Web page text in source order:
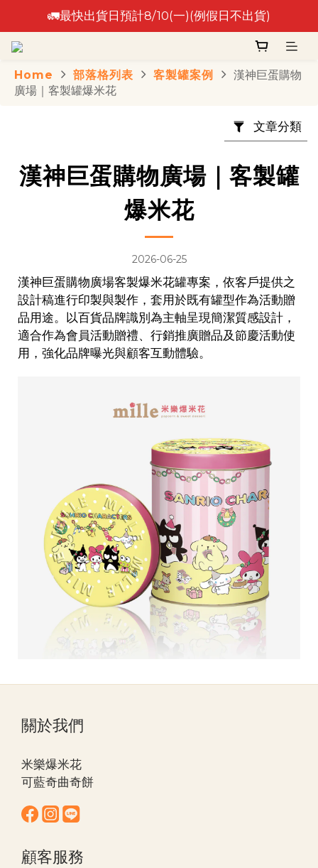
🚛最快出貨日預計8/10(一)(例假日不出貨)
🚛最快出貨日預計8/10(一)(例假日不出貨)
⚠️出貨日非到貨日，實際到貨依物流作業時間為準⚠️
🚛最快出貨日預計8/10(一)(例假日不出貨)
Home 部落格列表 客製罐案例
漢神巨蛋購物
廣場｜客製罐爆米花
文章分類
漢神巨蛋購物廣場｜客製罐
爆米花
2026-06-25
漢神巨蛋購物廣場客製爆米花罐專案，依客戶提供之
設計稿進行印製與製作，套用於既有罐型作為活動贈
品用途。以百貨品牌識別為主軸呈現簡潔質感設計，
適合作為會員活動贈禮、行銷推廣贈品及節慶活動使
用，強化品牌曝光與顧客互動體驗。
關於我們
米樂爆米花
可藍奇曲奇餅
顧客服務